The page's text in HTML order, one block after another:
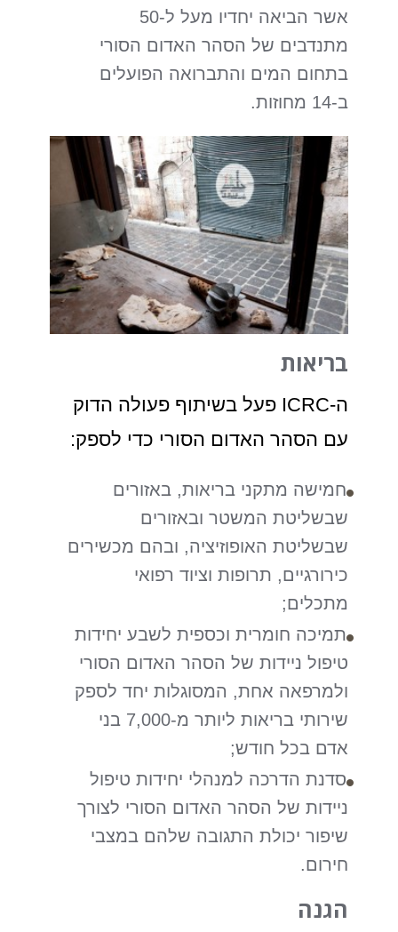
אשר הביאה יחדיו מעל ל-50
מתנדבים של הסהר האדום הסורי
בתחום המים והתברואה הפועלים
ב-14 מחוזות.
בריאות
ה-ICRC פעל בשיתוף פעולה הדוק
עם הסהר האדום הסורי כדי לספק:
חמישה מתקני בריאות, באזורים
שבשליטת המשטר ובאזורים
שבשליטת האופוזיציה, ובהם מכשירים
כירורגיים, תרופות וציוד רפואי
מתכלים;
תמיכה חומרית וכספית לשבע יחידות
טיפול ניידות של הסהר האדום הסורי
ולמרפאה אחת, המסוגלות יחד לספק
שירותי בריאות ליותר מ-7,000 בני
אדם בכל חודש;
סדנת הדרכה למנהלי יחידות טיפול
ניידות של הסהר האדום הסורי לצורך
שיפור יכולת התגובה שלהם במצבי
חירום.
הגנה